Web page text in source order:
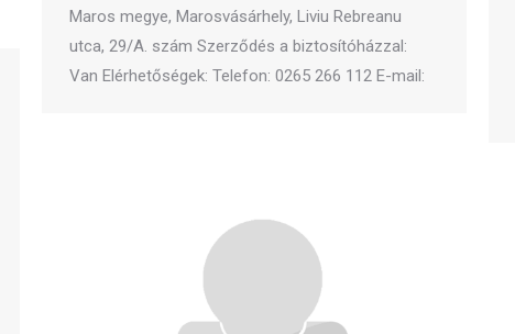
Maros megye, Marosvásárhely, Liviu Rebreanu
utca, 29/A. szám Szerződés a biztosítóházzal:
Van Elérhetőségek: Telefon: 0265 266 112 E-mail: